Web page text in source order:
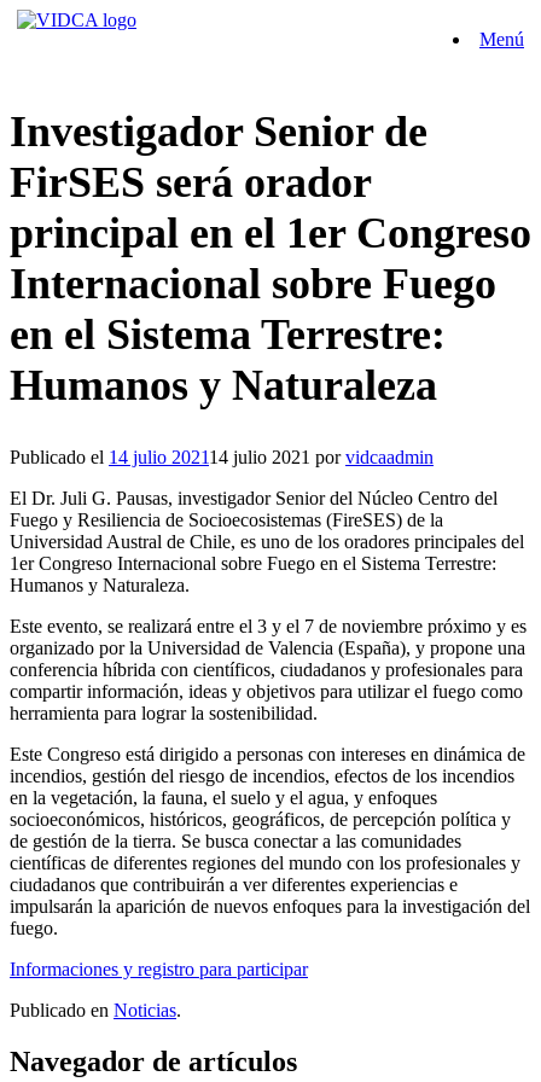
Saltar
Menú
Investigador Senior de
FirSES será orador
principal en el 1er Congreso
Internacional sobre Fuego
en el Sistema Terrestre:
Humanos y Naturaleza
Publicado el 14 julio 202114 julio 2021 porvidcaadmin
El Dr. Juli G. Pausas, investigador Senior del Núcleo Centro del
Fuego y Resiliencia de Socioecosistemas (FireSES) de la
Universidad Austral de Chile, es uno de los oradores principales del
1er Congreso Internacional sobre Fuego en el Sistema Terrestre:
Humanos y Naturaleza.
Este evento, se realizará entre el 3 y el 7 de noviembre próximo y es
organizado por la Universidad de Valencia (España), y propone una
conferencia híbrida con científicos, ciudadanos y profesionales para
compartir información, ideas y objetivos para utilizar el fuego como
herramienta para lograr la sostenibilidad.
Este Congreso está dirigido a personas con intereses en dinámica de
incendios, gestión del riesgo de incendios, efectos de los incendios
en la vegetación, la fauna, el suelo y el agua, y enfoques
socioeconómicos, históricos, geográficos, de percepción política y
de gestión de la tierra. Se busca conectar a las comunidades
científicas de diferentes regiones del mundo con los profesionales y
ciudadanos que contribuirán a ver diferentes experiencias e
impulsarán la aparición de nuevos enfoques para la investigación del
fuego.
Informaciones y registro para participar
Publicado en Noticias.
Navegador de artículos